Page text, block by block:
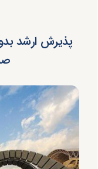
پذیرش ارشد